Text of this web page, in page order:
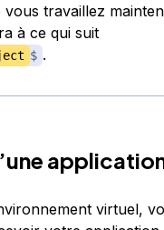
travaillez
à ce qui suit
$ .
virtuel,